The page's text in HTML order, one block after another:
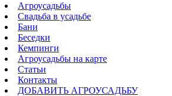
Агроусадьбы
Свадьба в усадьбе
Бани
Беседки
Кемпинги
Агроусадьбы на карте
Статьи
Контакты
ДОБАВИТЬ АГРОУСАДЬБУ